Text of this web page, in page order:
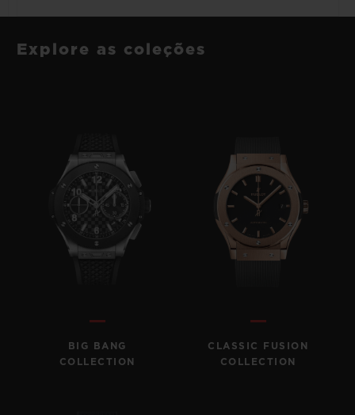
Explore as coleções
BIG BANG
COLLECTION
CLASSIC FUSION
COLLECTION